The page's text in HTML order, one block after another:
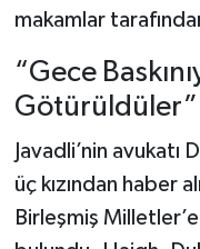
makamlar
“Gece
Götürüldüler”
Javadli’nin
üç kızından haber
Birleşmiş